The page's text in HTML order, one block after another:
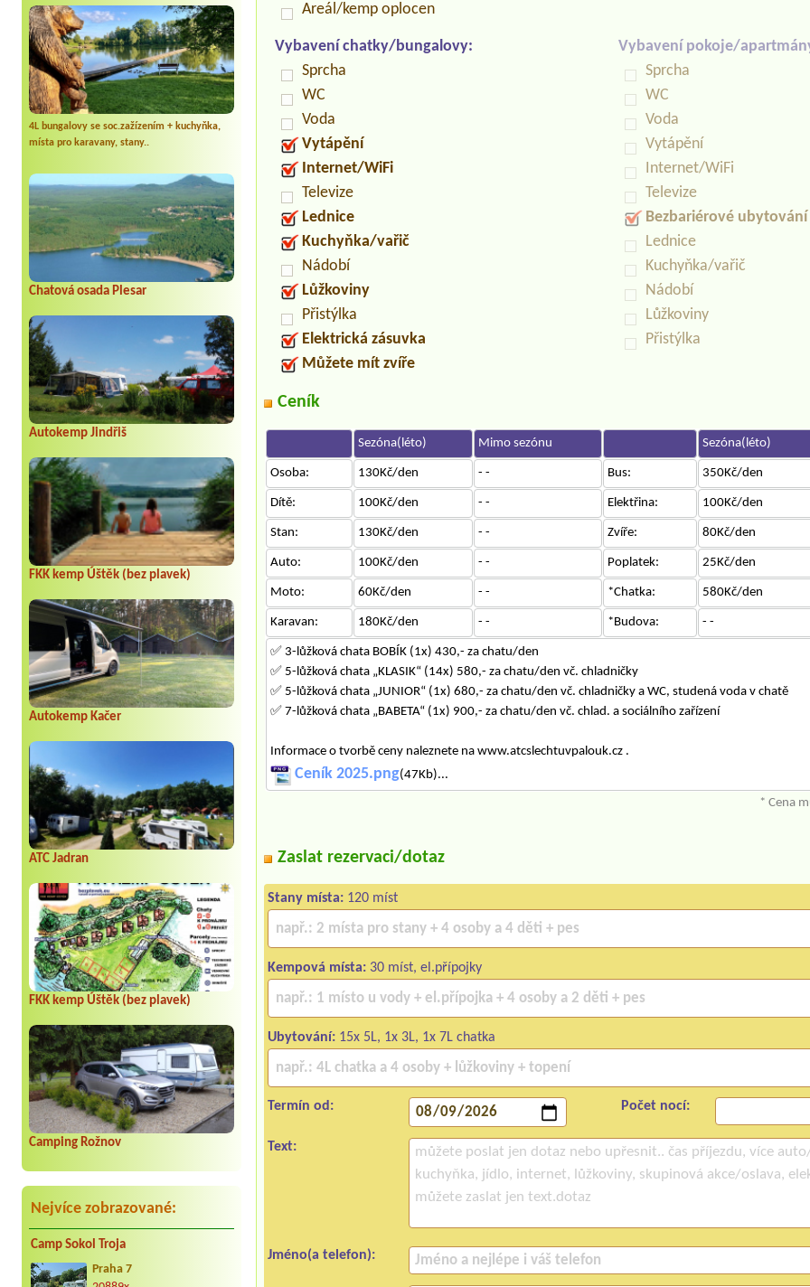
4L bungalovy se soc.zažízením + kuchyňka,
místa pro karavany, stany..
Chatová osada Plesar
Autokemp Jindřiš
FKK kemp Úštěk (bez plavek)
Autokemp Kačer
ATC Jadran
FKK kemp Úštěk (bez plavek)
Camping Rožnov
Nejvíce zobrazované:
Camp Sokol Troja
Praha 7
Areál/kemp oplocen
Vybavení chatky/bungalovy:
Sprcha
WC
Voda
Vytápění
Internet/WiFi
Televize
Lednice
Kuchyňka/vařič
Nádobí
Lůžkoviny
Přistýlka
Elektrická zásuvka
Můžete mít zvíře
Vybavení pokoje/
Sprcha
WC
Voda
Vytápění
Internet/WiFi
Televize
Bezbariérové ubytování
Lednice
Kuchyňka/vařič
Nádobí
Lůžkoviny
Přistýlka
Ceník
Sezóna(léto) Mimo sezónu Sezóna(léto)
Osoba: 130Kč/den - - Bus: 350Kč/den
Dítě: 100Kč/den - - Elektřina: 100Kč/den
Stan: 130Kč/den - - Zvíře: 80Kč/den
Auto: 100Kč/den - - Poplatek: 25Kč/den
Moto: 60Kč/den - - *Chatka: 580Kč/den
Karavan: 180Kč/den - - *Budova: - -
✅ 3-lůžková chata BOBÍK (1x) 430,- za chatu/den
✅ 5-lůžková chata „KLASIK“ (14x) 580,- za chatu/den vč. chladničky
✅ 5-lůžková chata „JUNIOR“ (1x) 680,- za chatu/den vč. chladničky a WC, studená voda v chatě
✅ 7-lůžková chata „BABETA“ (1x) 900,- za chatu/den vč. chlad. a sociálního zařízení
Informace o tvorbě ceny naleznete na www.atcslechtuvpalouk.cz .
Ceník 2025.png(47Kb)...
* Cena
Zaslat rezervaci/dotaz
Stany místa: 120 míst
Kempová místa: 30 míst, el.přípojky
Ubytování: 15x 5L, 1x 3L, 1x 7L chatka
Termín od: Počet nocí:
Text:
Jméno(a telefon):